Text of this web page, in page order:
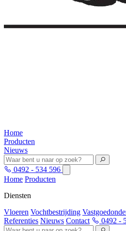
Home
Producten
Nieuws
0492 - 534 596
Home Producten
Diensten
Vloeren Vochtbestrijding
Referenties Nieuws Contact 0492 -